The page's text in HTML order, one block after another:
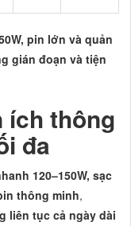
pin lớn và quản
gián đoạn và tiện
ích thông
đa
120–150W, sạc
thông minh,
liên tục cả ngày dài